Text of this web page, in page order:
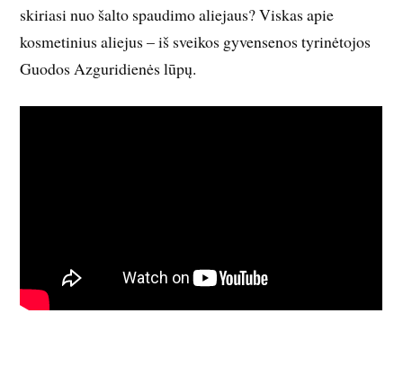
skiriasi nuo šalto spaudimo aliejaus? Viskas apie
kosmetinius aliejus – iš sveikos gyvensenos tyrinėtojos
Guodos Azguridienės lūpų.